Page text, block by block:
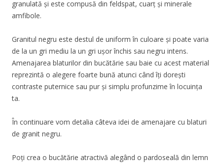
granulată și este compusă din feldspat, cuarț și minerale
amfibole.
Granitul negru este destul de uniform în culoare și poate varia
de la un gri mediu la un gri ușor închis sau negru intens.
Amenajarea blaturilor din bucătărie sau baie cu acest material
reprezintă o alegere foarte bună atunci când îți dorești
contraste puternice sau pur și simplu profunzime în locuința
ta.
În continuare vom detalia câteva idei de amenajare cu blaturi
de granit negru.
Poți crea o bucătărie atractivă alegând o pardoseală din lemn